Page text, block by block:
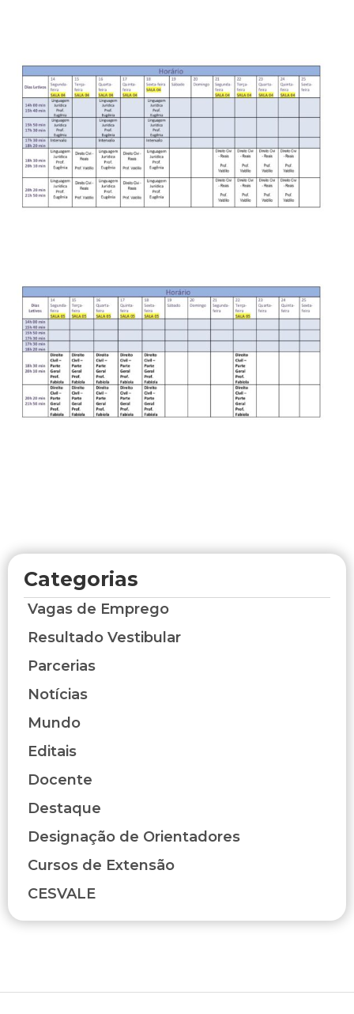
Categorias
Vagas de Emprego
Resultado Vestibular
Parcerias
Notícias
Mundo
Editais
Docente
Destaque
Designação de Orientadores
Cursos de Extensão
CESVALE